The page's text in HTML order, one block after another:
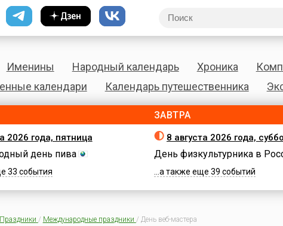
Именины Народный календарь Хроника
календари
Календарь путешественника
2026 года, пятница
день пива
33 события
ЗАВТРА
8 августа 2026 года,
День физкультурника в
...а также еще 39 событий
Праздники / Международные праздники / День веб-мастера